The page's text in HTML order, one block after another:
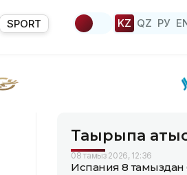
SPORT KZ QZ РУ
Тақырыпқа
08 тамыз 2026, 12:36
Испания 8 тамыздан